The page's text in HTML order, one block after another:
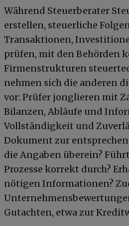
Während Steuerberater
erstellen, steuerliche
Transaktionen,
prüfen, mit den Behörden
Firmenstrukturen
nehmen sich die anderen
vor: Prüfer jonglieren mit
Bilanzen, Abläufe und
Vollständigkeit und
Dokument zur
die Angaben überein?
Prozesse korrekt durch?
nötigen Informationen?
Gutachten, etwa zur